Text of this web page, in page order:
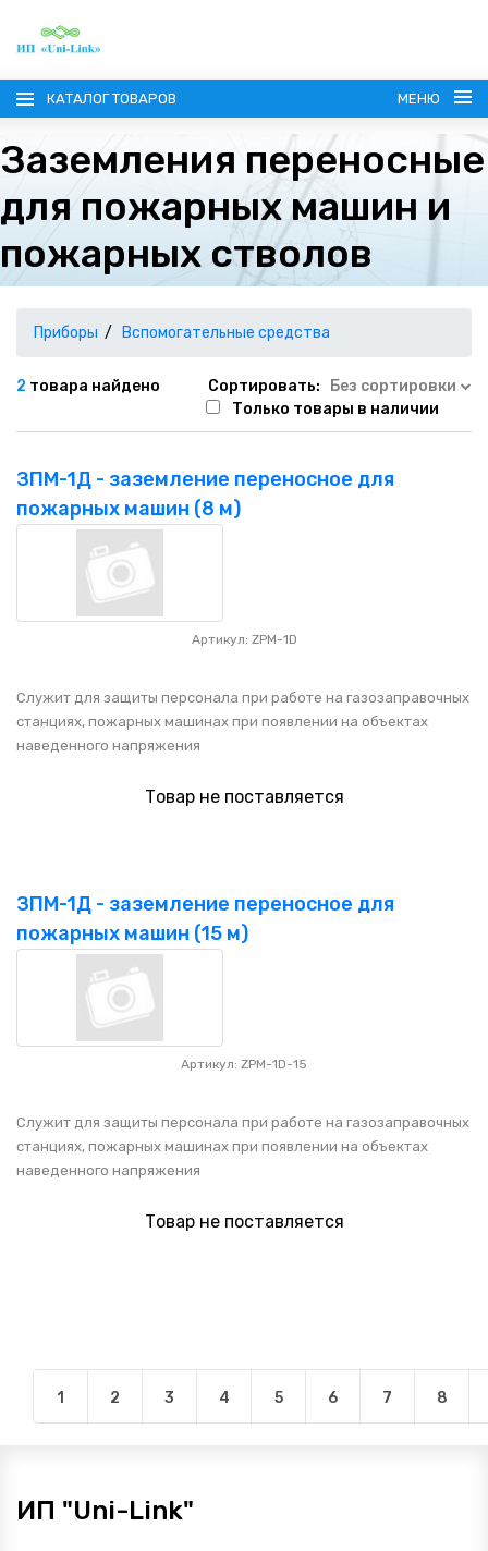
КАТАЛОГ ТОВАРОВ МЕНЮ
ГЛАВНАЯ
О КОМПАНИИ
ИНФОРМАЦИЯ
НАШИ ПОСТАВЩИКИ
НАШИ ПОКУПАТЕЛИ
НАША ПРОДУКЦИЯ
ГЕОСИНТЕТИЧЕСКИЕ МАТЕРИАЛЫ
КОНТАКТЫ
Заземления переносные
для пожарных машин и
пожарных стволов
Приборы Вспомогательные средства
2 товара найдено Сортировать:
Без сортировки
Только товары в наличии
ЗПМ-1Д - заземление переносное для
пожарных машин (8 м)
Артикул: ZPM-1D
Служит для защиты персонала при работе на газозаправочных
станциях, пожарных машинах при появлении на объектах
наведенного напряжения
Товар не поставляется
ЗПМ-1Д - заземление переносное для
пожарных машин (15 м)
Артикул: ZPM-1D-15
Служит для защиты персонала при работе на газозаправочных
станциях, пожарных машинах при появлении на объектах
наведенного напряжения
Товар не поставляется
1 2 3 4 5 6 7 8
ИП "Uni-Link"